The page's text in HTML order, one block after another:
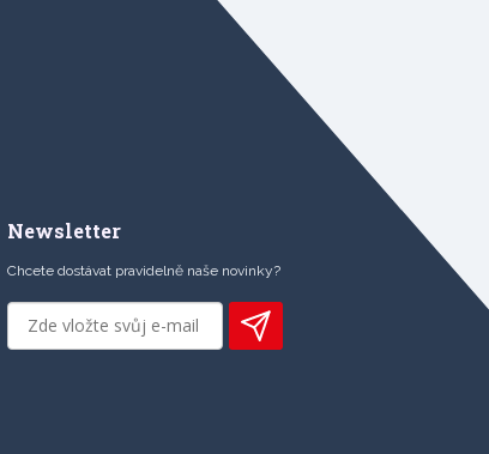
Newsletter
Chcete dostávat pravidelně naše novinky?